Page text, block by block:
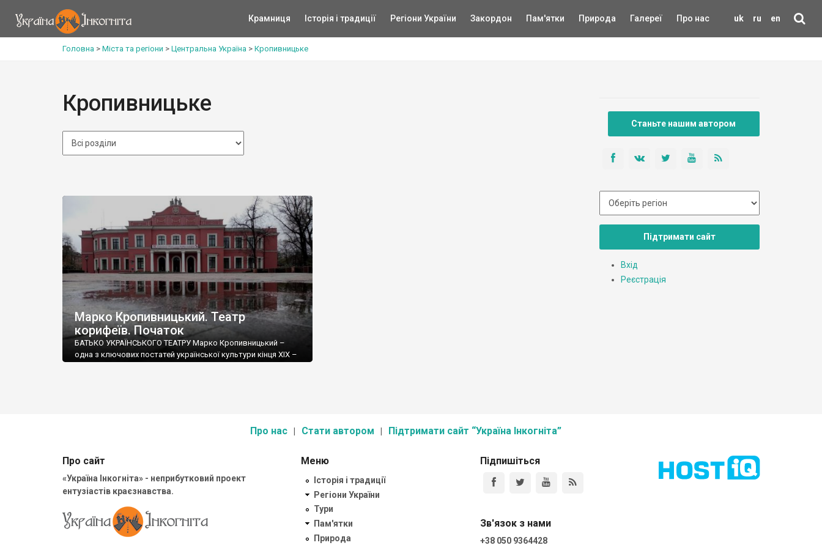
uk ru en
Крамниця Історія і традиції Регіони України Закордон Пам'ятки Природа Галереї Про нас
Головна > Міста та регіони > Центральна Україна > Кропивницьке
Кропивницьке
Марко Кропивницький. Театр
корифеїв. Початок
БАТЬКО УКРАЇНСЬКОГО ТЕАТРУ Марко Кропивницький –
одна з ключових постатей української культури кінця ХІХ –
Станьте нашим автором
Підтримати сайт
Вхід
Реєстрація
Про нас Стати автором Підтримати сайт “Україна Інкогніта”
Про сайт
«Україна Інкогніта» - неприбутковий проект
ентузіастів краєзнавства.
Меню
Історія і традиції
Регіони України
Тури
Пам'ятки
Природа
Підпишіться
Зв'язок з нами
+38 050 9364428